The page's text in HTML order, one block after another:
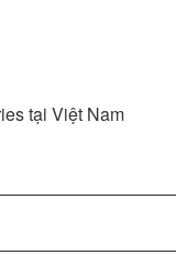
tại Việt Nam